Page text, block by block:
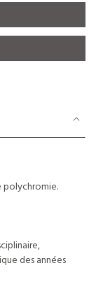
polychromie.
des années